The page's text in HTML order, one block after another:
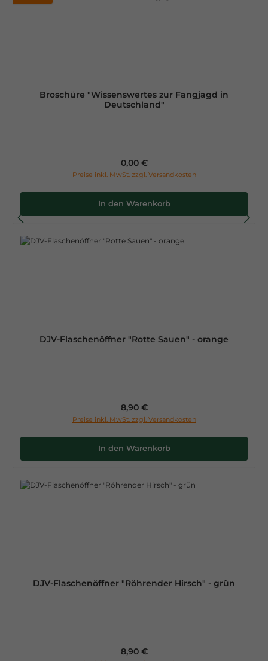
Broschüre "Wissenswertes zur Fangjagd in
Deutschland"
Regulärer Preis:
0,00 €
Preise inkl. MwSt. zzgl. Versandkosten
In den Warenkorb
DJV-Flaschenöffner "Rotte Sauen" - orange
Regulärer Preis:
8,90 €
Preise inkl. MwSt. zzgl. Versandkosten
In den Warenkorb
DJV-Flaschenöffner "Röhrender Hirsch" - grün
Regulärer Preis:
8,90 €